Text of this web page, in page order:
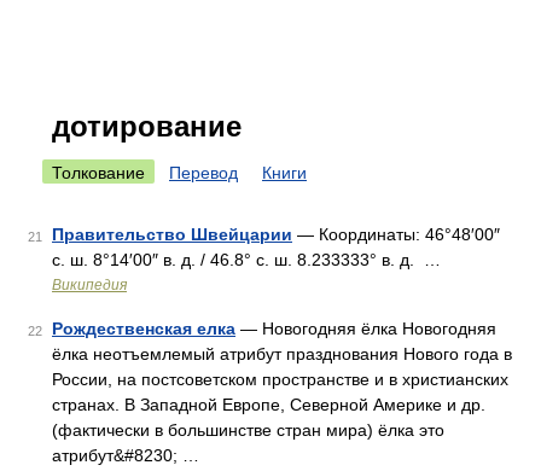
дотирование
Толкование Перевод Книги
21 Правительство Швейцарии — Координаты: 46°48′00″
с. ш. 8°14′00″ в. д. / 46.8° с. ш. 8.233333° в. д. …
Википедия
22 Рождественская елка — Новогодняя ёлка Новогодняя
ёлка неотъемлемый атрибут празднования Нового года в
России, на постсоветском пространстве и в христианских
странах. В Западной Европе, Северной Америке и др.
(фактически в большинстве стран мира) ёлка это
атрибут&#8230; …